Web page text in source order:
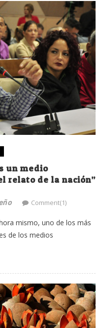
un medio
relato de la nación”
Comment(1)
mismo, uno de los más
de los medios